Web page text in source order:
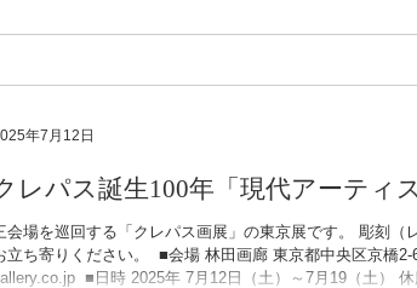
22・9/29・10/6・10/14 時間：8:30～17:00 ​ ■展覧会概要
ない全く新しい描画材料『クレパス（一般名称：オイル
レパス誕生100年「現代アーティ
会場を巡回する「クレパス画展」の東京展です。​ 彫刻
ち寄りください。 ​ ​■会場 林田画廊 東京都中央区京橋2-6-16 TEL 03-3567-7778 https://
■日時 2025年 7月12日（土）～7月19（土）
年7月12日